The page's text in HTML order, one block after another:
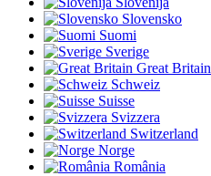
Slovensko
Suomi
Sverige
Great Britain
Schweiz
Suisse
Svizzera
Switzerland
Norge
România